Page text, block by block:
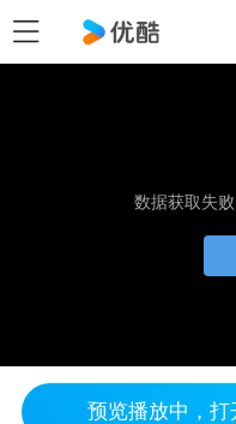
数据获取失
预览播放中，打